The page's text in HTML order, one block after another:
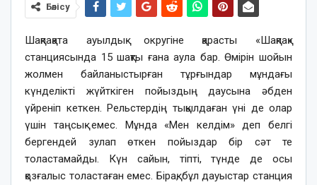
Бөлісу
Шақпақата ауылдық округіне қарасты «Шақпақ»
станциясында 15 шақты ғана аула бар. Өмірін шойын
жолмен байланыстырған тұрғындар мұндағы
күнделікті жүйткіген пойыздың даусына әбден
үйреніп кеткен. Рельстердің тықылдаған үні де олар
үшін таңсық емес. Мұнда «Мен келдім» деп белгі
бергендей зулап өткен пойыздар бір сәт те
толастамайды. Күн сайын, тіпті, түнде де осы
қозғалыс толастаған емес. Бірақ, бұл дауыстар станция